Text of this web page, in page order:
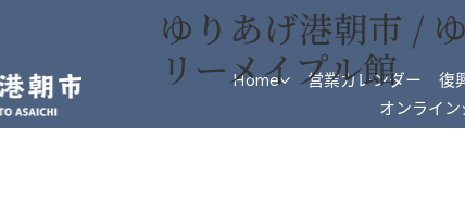
Home 営業カレンダー 復
オンライ
ゆりあげ港朝市 /
リーメイプル館